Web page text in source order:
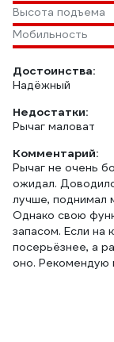
Высота подъема
Мобильность
Достоинства:
Надёжный
Недостатки:
Рычаг маловат
Комментарий:
Рычаг не очень
ожидал.
лучше, поднимал
Однако свою
запасом. Если
посерьёзнее, а
оно. Рекомендую